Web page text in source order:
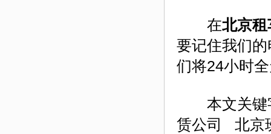
在北京租
要记住我们
们将24小时
本文关键
赁公司 北京